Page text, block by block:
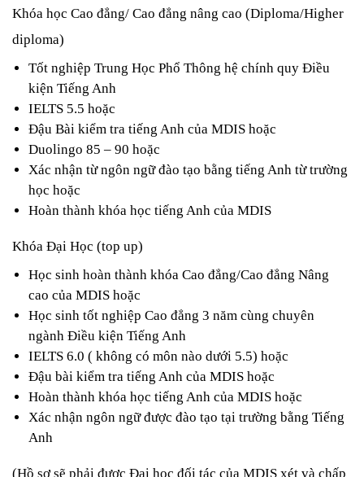
Khóa học Cao đẳng/ Cao đẳng nâng cao (Diploma/Higher
diploma)
Tốt nghiệp Trung Học Phổ Thông hệ chính quy Điều
kiện Tiếng Anh
IELTS 5.5 hoặc
Đậu Bài kiểm tra tiếng Anh của MDIS hoặc
Duolingo 85 – 90 hoặc
Xác nhận từ ngôn ngữ đào tạo bằng tiếng Anh từ trường
học hoặc
Hoàn thành khóa học tiếng Anh của MDIS
Khóa Đại Học (top up)
Học sinh hoàn thành khóa Cao đẳng/Cao đẳng Nâng
cao của MDIS hoặc
Học sinh tốt nghiệp Cao đẳng 3 năm cùng chuyên
ngành Điều kiện Tiếng Anh
IELTS 6.0 ( không có môn nào dưới 5.5) hoặc
Đậu bài kiểm tra tiếng Anh của MDIS hoặc
Hoàn thành khóa học tiếng Anh của MDIS hoặc
Xác nhận ngôn ngữ được đào tạo tại trường bằng Tiếng
Anh
(Hồ sơ sẽ phải được Đại học đối tác của MDIS xét và chấp